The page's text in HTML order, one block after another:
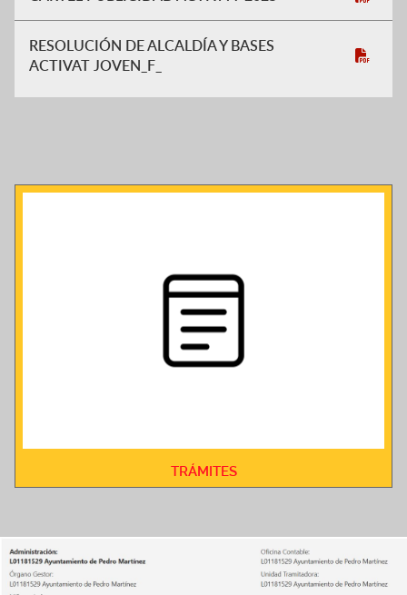
RESOLUCIÓN DE ALCALDÍA Y BASES
ACTIVAT JOVEN_F_
TRÁMITES